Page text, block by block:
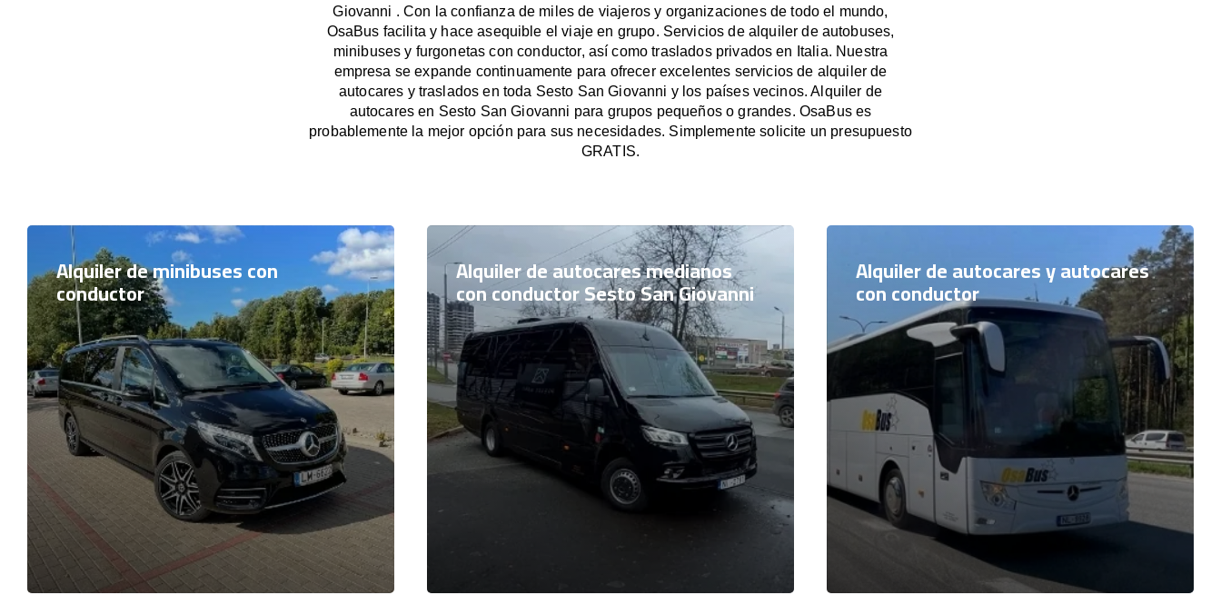
Giovanni . Con la confianza de miles de viajeros y organizaciones de todo el mundo,
OsaBus facilita y hace asequible el viaje en grupo. Servicios de alquiler de autobuses,
minibuses y furgonetas con conductor, así como traslados privados en Italia. Nuestra
empresa se expande continuamente para ofrecer excelentes servicios de alquiler de
autocares y traslados en toda Sesto San Giovanni y los países vecinos. Alquiler de
autocares en Sesto San Giovanni para grupos pequeños o grandes. OsaBus es
probablemente la mejor opción para sus necesidades. Simplemente solicite un presupuesto
GRATIS.
Alquiler de minibuses con
conductor
Alquiler de autocares medianos
con conductor Sesto San Giovanni
Alquiler de autocares y autocares
con conductor